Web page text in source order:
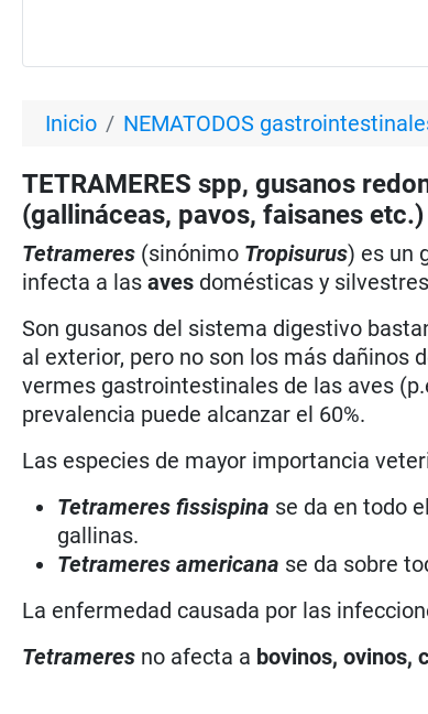
Inicio NEMATODOS
TETRAMERES spp, gusanos
(gallináceas, pavos, faisanes etc.)
Tetrameres (sinónimo Tropisurus) es un
infecta a lasaves domésticas y
Son gusanos del sistema digestivo
al exterior, pero no son los más dañinos
vermes gastrointestinales de las aves
prevalencia puede alcanzar el 60%.
Las especies de mayor importancia
Tetrameres fissispina se da en todo
gallinas.
Tetrameres americana se da sobre
La enfermedad causada por las
Tetrameres no afecta a bovinos, ovinos,